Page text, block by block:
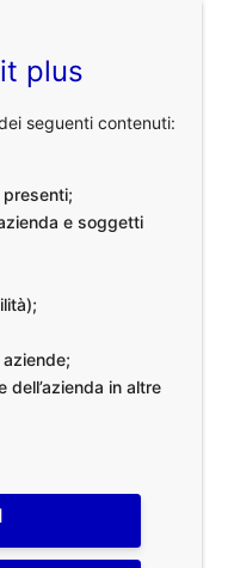
plus
seguenti contenuti:
e soggetti
in altre